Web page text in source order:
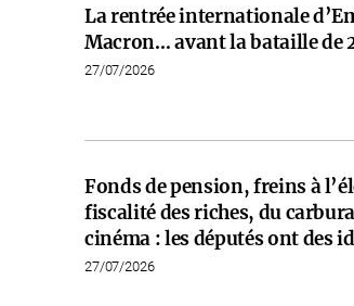
La rentrée internationale
Macron… avant la bataille de
27/07/2026
Fonds de pension, freins à
fiscalité des riches, du
cinéma : les députés ont des
27/07/2026